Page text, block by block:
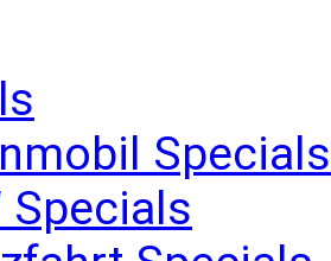
Specials
Specials